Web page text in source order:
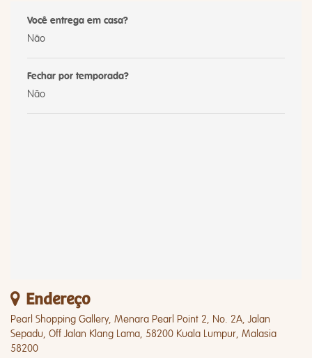
Você entrega em casa?
Não
Fechar por temporada?
Não
Endereço
Pearl Shopping Gallery, Menara Pearl Point 2, No. 2A, Jalan
Sepadu, Off Jalan Klang Lama, 58200 Kuala Lumpur, Malasia
58200